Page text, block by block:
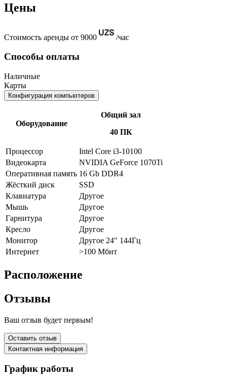
Цены
Стоимость аренды от 9000 /час
Способы оплаты
Наличные
Карты
Конфигурация компьютеров
Оборудование
Общий зал
40 ПК
Процессор
Intel Core i3-10100
Видеокарта
NVIDIA GeForce 1070Ti
Оперативная память 16 Gb DDR4
Жёсткий диск
SSD
Клавиатура
Другое
Мышь
Другое
Гарнитура
Другое
Кресло
Другое
Монитор
Другое 24" 144Гц
Интернет
>100 Мбит
Расположение
Отзывы
Ваш отзыв будет первым!
Оставить отзыв
Контактная информация
График работы